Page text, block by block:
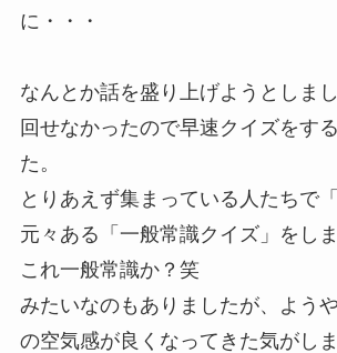
に・・・
なんとか話を盛り上げようとしま
回せなかったので早速クイズをす
た。
とりあえず集まっている人たちで
元々ある「一般常識クイズ」をしま
これ一般常識か？笑
みたいなのもありましたが、よう
の空気感が良くなってきた気がしま